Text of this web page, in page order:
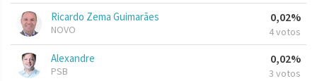
Ricardo Zema Guimarães
NOVO
0,02%
4 votos
Alexandre
PSB
0,02%
3 votos